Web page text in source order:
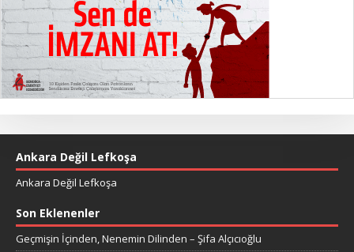
Ankara Değil Lefkoşa
Ankara Değil Lefkoşa
Son Eklenenler
Geçmişin İçinden, Nenemin Dilinden – Şifa Alçıcıoğlu